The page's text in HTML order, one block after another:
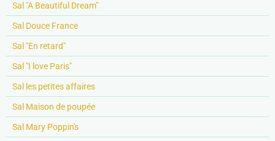
Sal "A Beautiful Dream"
Sal Douce France
Sal "En retard"
Sal "I love Paris"
Sal les petites affaires
Sal Maison de poupée
Sal Mary Poppin's